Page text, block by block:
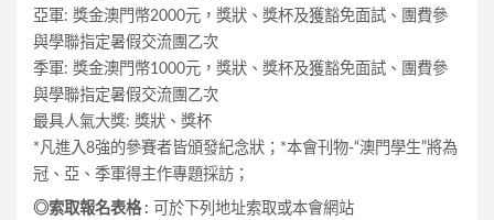
亞軍: 獎金澳門幣2000元，獎狀、獎杯及獲豁免面試、團費參
與學聯指定暑假交流團乙次
季軍: 獎金澳門幣1000元，獎狀、獎杯及獲豁免面試、團費參
與學聯指定暑假交流團乙次
最具人氣大獎: 獎狀、獎杯
*凡進入8強的參賽者皆頒發紀念狀；*本會刊物-“澳門學生”將為
冠、亞、季軍得主作專題採訪；
◎索取報名表格 : 可於下列地址索取或本會網站